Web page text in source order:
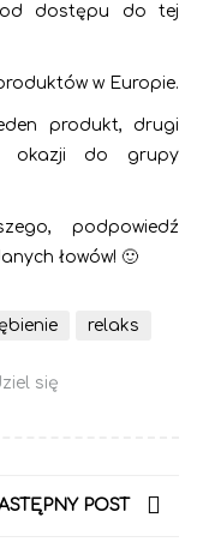
dostępu do tej
w Europie.
produkt, drugi
okazji do grupy
podpowiedź
łowów! 🙂
relaks
się
POST